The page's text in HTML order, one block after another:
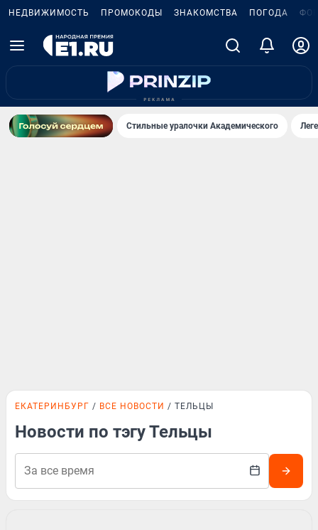
НЕДВИЖИМОСТЬ ПРОМОКОДЫ ЗНАКОМСТВА ПОГОДА
Стильные уралочки Академического
ЕКАТЕРИНБУРГ ВСЕ НОВОСТИ ТЕЛЬЦЫ
Новости по тэгу Тельцы